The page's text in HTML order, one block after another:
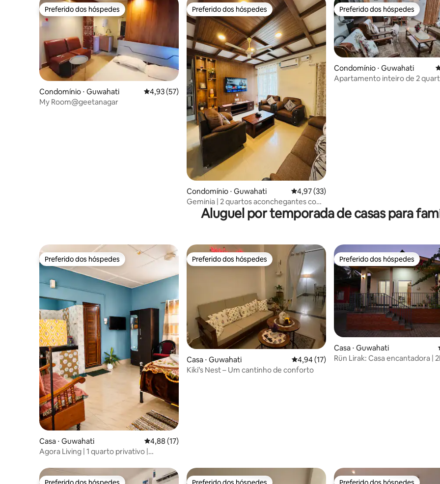
Preferido dos hóspedes
Preferido dos hóspedes
Condomínio ⋅ Guwahati 4,93 de uma avaliação média de 5, 57 avaliações
4,93 (57)
My Room@geetanagar
Preferido dos hóspedes
Preferido dos hóspedes
Condomínio ⋅ Guwahati 4,97 de uma avaliação média de 5, 33
4,97 (33)
Geminia | 2 quartos aconchegantes com
ar-condicionado | Vista para a colina |
Central
Preferido dos hóspedes
Preferido dos hóspedes
Condomínio ⋅ Guwahati
Apartamento inteiro de 2
Aluguel por temporada de casas para
Preferido dos hóspedes
Preferido dos hóspedes
Casa ⋅ Guwahati 4,88 de uma avaliação média de 5, 17 avaliações
4,88 (17)
Agora Living | 1 quarto privativo |
Preferido dos hóspedes
Preferido dos hóspedes
Casa ⋅ Guwahati 4,94 de uma avaliação média de 5, 17
4,94 (17)
Kiki’s Nest – Um cantinho de conforto
Preferido dos hóspedes
Preferido dos hóspedes
Casa ⋅ Guwahati
Rün Lirak: Casa encantadora |